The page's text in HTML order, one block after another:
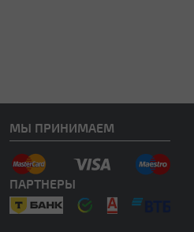
МЫ ПРИНИМАЕМ
ПАРТНЕРЫ